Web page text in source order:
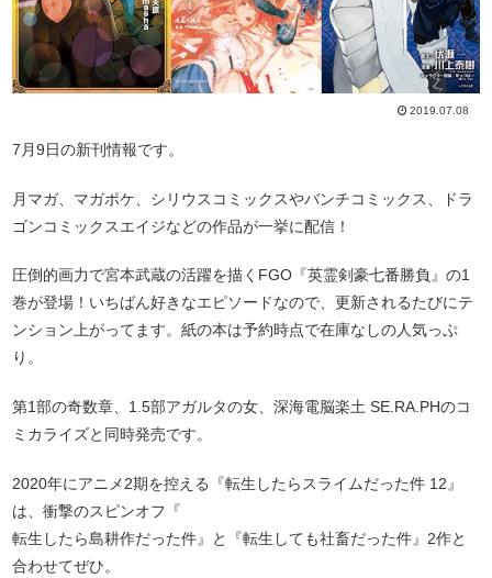
2019.07.08
7月9日の新刊情報です。
月マガ、マガポケ、シリウスコミックスやバンチコミックス、ドラ
ゴンコミックスエイジなどの作品が一挙に配信！
圧倒的画力で宮本武蔵の活躍を描くFGO『英霊剣豪七番勝負』の1
巻が登場！いちばん好きなエピソードなので、更新されるたびにテ
ンション上がってます。紙の本は予約時点で在庫なしの人気っぷ
り。
第1部の奇数章、1.5部アガルタの女、深海電脳楽土 SE.RA.PHのコ
ミカライズと同時発売です。
2020年にアニメ2期を控える『転生したらスライムだった件 12』
は、衝撃のスピンオフ『
転生したら島耕作だった件』と『転生しても社畜だった件』2作と
合わせてぜひ。